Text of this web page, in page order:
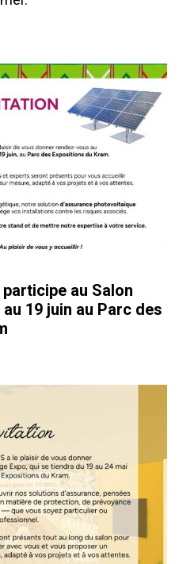
participe au Salon
19 juin au Parc des